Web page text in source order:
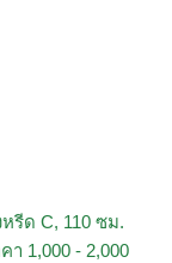
รีด C, 110 ซม.
า 1,000 - 2,000